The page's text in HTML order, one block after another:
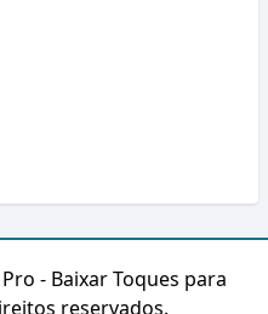
- Baixar Toques para
reservados.